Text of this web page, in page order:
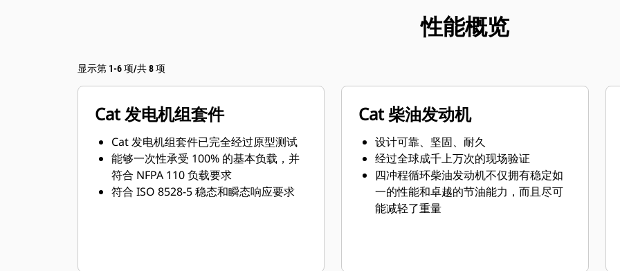
性能概览
显示第 1-6 项/共 8 项
Cat 发电机组套件
Cat 发电机组套件已完全经过原型测试
能够一次性承受 100% 的基本负载，并
符合 NFPA 110 负载要求
符合 ISO 8528-5 稳态和瞬态响应要求
Cat 柴油发动机
设计可靠、坚固、耐久
经过全球成千上万次的现场验证
四冲程循环柴油发动机不仅拥有稳定如
一的性能和卓越的节油能力，而且尽可
能减轻了重量